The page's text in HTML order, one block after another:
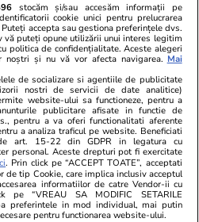
Bolojan și
Congres
s-a încheiat cu un vot
Ilie Bolojan și a
acesta obținând
un total de 1.842 de
timp ce 73 de voturi au
stocăm și/sau accesăm informații pe
cookie unici pentru prelucrarea
accepta sau gestiona preferințele dvs.
vă puteți opune utilizării unui interes legitim
politica de confidențialitate. Aceste alegeri
noștri și nu vă vor afecta navigarea. Mai
de socializare si agentiile de publicitate
nostri de servicii de date analitice)
website-ului sa functioneze, pentru a
publicitare afisate in functie de
pentru a va oferi functionalitati aferente
a analiza traficul pe website. Beneficiati
art. 15-22 din GDPR in legatura cu
personal. Aceste drepturi pot fi exercitate
. Prin click pe “ACCEPT TOATE”, acceptati
de tip Cookie, care implica inclusiv acceptul
informatiilor de catre Vendor-ii cu
pe “VREAU SA MODIFIC SETARILE
preferintele in mod individual, mai putin
pentru functionarea website-ului.